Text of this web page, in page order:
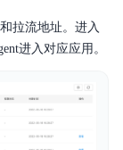
拉流地址。进入
进入对应应用。